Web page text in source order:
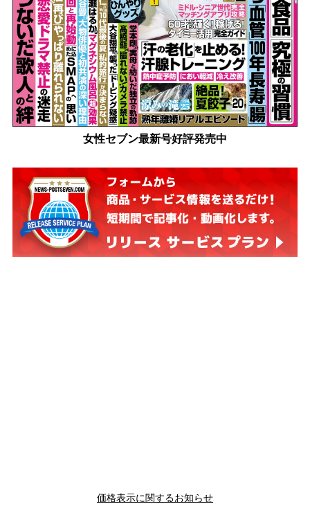
女性セブン最新号好評発売中
価格表示に関するお知らせ